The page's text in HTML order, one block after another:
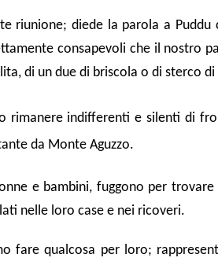
riunione; diede la parola a
consapevoli che il nostro
di un due di briscola o di sterco
rimanere indifferenti e silenti di
da Monte Aguzzo.
e bambini, fuggono per
nelle loro case e nei ricoveri.
fare qualcosa per loro;